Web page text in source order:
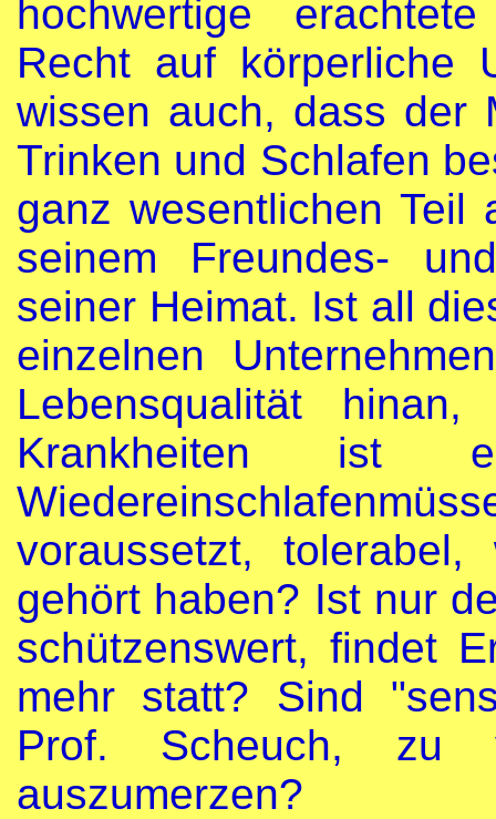
hochwertige
Recht auf körperliche
wissen auch, dass der
Trinken und Schlafen
ganz wesentlichen Teil
seinem Freundes-
seiner Heimat. Ist all
einzelnen
Lebensqualität
Krankheiten ist
voraussetzt,
gehört haben? Ist nur
schützenswert, findet
mehr statt? Sind
Prof. Scheuch, zu
auszumerzen?